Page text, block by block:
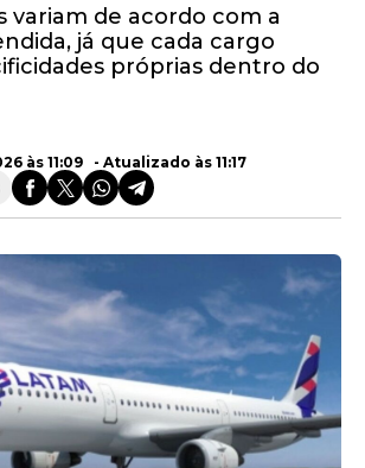
variam de acordo com a
já que cada cargo
próprias dentro do
às 11:09 - Atualizado às 11:17